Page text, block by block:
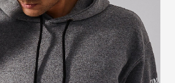
LANZAMIENTOS
INDUSTRIAS
MOTOS